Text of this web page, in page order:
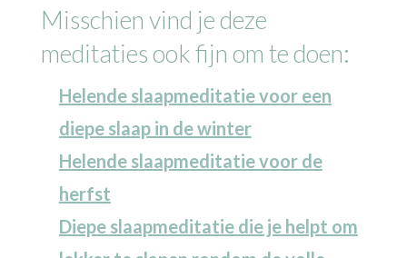
Misschien vind je deze
meditaties ook fijn om te doen:
Helende slaapmeditatie voor een
diepe slaap in de winter
Helende slaapmeditatie voor de
herfst
Diepe slaapmeditatie die je helpt om